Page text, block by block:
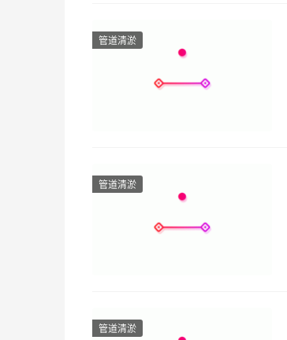
管道清淤
管道清淤
管道清淤